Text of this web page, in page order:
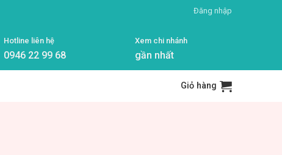
Đăng nhập
Hotline liên hệ
0946 22 99 68
Xem chi nhánh
gần nhất
Giỏ hàng